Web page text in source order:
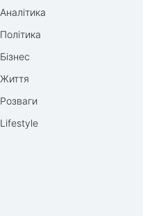
Аналітика
Політика
Бізнес
Життя
Розваги
Lifestyle